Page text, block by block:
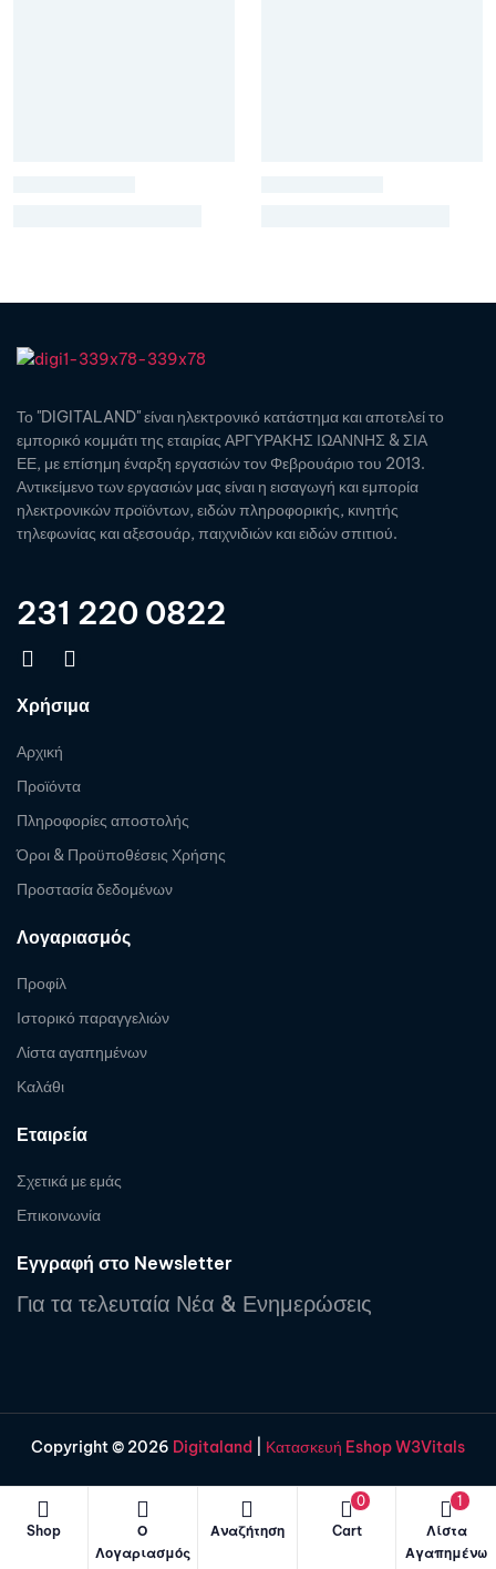
Shop
Ο
Λογαριασμός
Αναζήτηση Cart
0
Λίστα
Αγαπημένω
1
Το "DIGITALAND" είναι ηλεκτρονικό κατάστημα και αποτελεί το
εμπορικό κομμάτι της εταιρίας ΑΡΓΥΡΑΚΗΣ ΙΩΑΝΝΗΣ & ΣΙΑ
ΕΕ, με επίσημη έναρξη εργασιών τον Φεβρουάριο του 2013.
Αντικείμενο των εργασιών μας είναι η εισαγωγή και εμπορία
ηλεκτρονικών προϊόντων, ειδών πληροφορικής, κινητής
τηλεφωνίας και αξεσουάρ, παιχνιδιών και ειδών σπιτιού.
231 220 0822
Χρήσιμα
Αρχική
Προϊόντα
Πληροφορίες αποστολής
Όροι & Προϋποθέσεις Χρήσης
Προστασία δεδομένων
Λογαριασμός
Προφίλ
Ιστορικό παραγγελιών
Λίστα αγαπημένων
Καλάθι
Εταιρεία
Σχετικά με εμάς
Επικοινωνία
Εγγραφή στο Newsletter
Για τα τελευταία Νέα & Ενημερώσεις
Copyright © 2026 Digitaland Κατασκευή Eshop W3Vitals